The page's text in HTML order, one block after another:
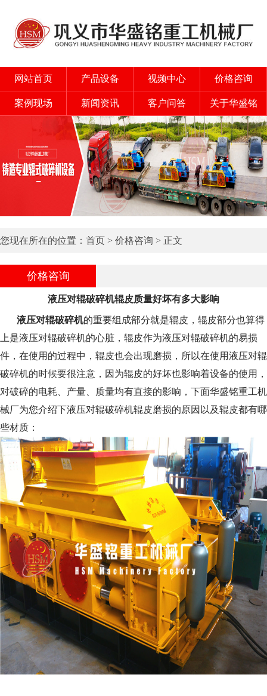
网站首页 产品设备 视频中心 价格咨询
案例现场 新闻资讯 客户问答 关于华盛铭
您现在所在的位置： 首页 > 价格咨询 > 正文
价格咨询
液压对辊破碎机辊皮质量好坏有多大影响
液压对辊破碎机的重要组成部分就是辊皮，辊皮部分也算得
上是液压对辊破碎机的心脏，辊皮作为液压对辊破碎机的易损
件，在使用的过程中，辊皮也会出现磨损，所以在使用液压对辊
破碎机的时候要很注意，因为辊皮的好坏也影响着设备的使用，
对破碎的电耗、产量、质量均有直接的影响，下面华盛铭重工机
械厂为您介绍下液压对辊破碎机辊皮磨损的原因以及辊皮都有哪
些材质：